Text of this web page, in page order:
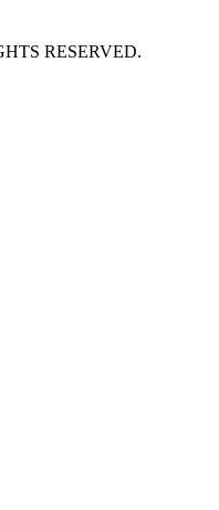
RESERVED.